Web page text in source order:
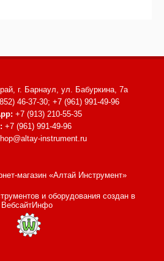
г. Барнаул, ул. Бабуркина, 7а
46-37-30; +7 (961) 991-49-96
+7 (913) 210-55-35
+7 (961) 991-49-96
instrument.ru
магазин «Алтай Инструмент»
и оборудованиясоздан в
ВебсайтИнфо